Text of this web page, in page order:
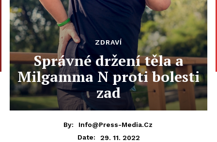
ZDRAVÍ
Správné držení těla a
Milgamma N proti bolesti
zad
By:
Info@press-Media.cz
Date:
29. 11. 2022